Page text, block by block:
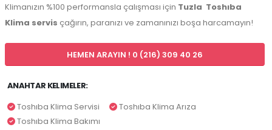
Klimanızın %100 performansla çalışması için Tuzla Toshıba
Klima servis çağırın, paranızı ve zamanınızı boşa harcamayın!
HEMEN ARAYIN ! 0 (216) 309 40 26
ANAHTAR KELIMELER:
Toshıba Klima Servisi
Toshıba Klima Arıza
Toshıba Klima Bakımı